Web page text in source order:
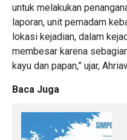
untuk melakukan
laporan, unit pemadam
lokasi kejadian, dalam
membesar karena
kayu dan papan,” ujar,
Baca Juga